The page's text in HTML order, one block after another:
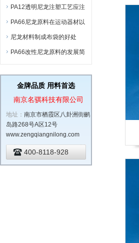
PA12透明尼龙注塑工艺应注
意的三点
PA66尼龙原料在运动器材以
及齿轮上的应用
尼龙材料制成布袋的好处
PA66改性尼龙原料的发展简
金牌品质 用料首选
南京名骐科技有限公司
地址： 南京市栖霞区八卦洲街鹂
岛路268号A区12号
www.zengqiangnilong.com
400-8118-928